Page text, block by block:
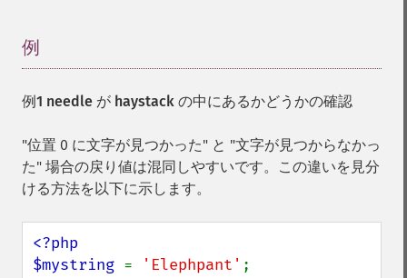
例
例1 needle が haystack の中にあるかどうかの確認
"位置 0 に文字が見つかった" と "文字が見つからなかっ
た" 場合の戻り値は混同しやすいです。この違いを見分
ける方法を以下に示します。
<?php
$mystring = 'Elephpant' ;